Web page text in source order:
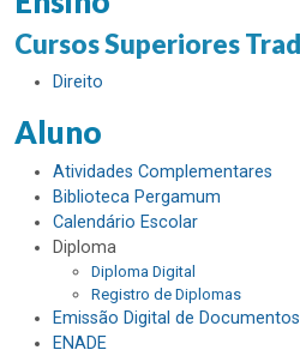
Cursos Superiores
Direito
Aluno
Atividades Complementares
Biblioteca Pergamum
Calendário Escolar
Diploma
Diploma Digital
Registro de Diplomas
Emissão Digital de Documentos
ENADE